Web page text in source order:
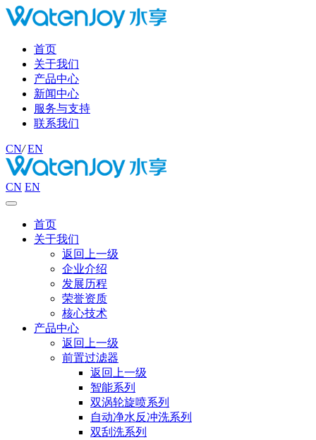
首页
关于我们
产品中心
新闻中心
服务与支持
联系我们
CN/ EN
CN EN
首页
关于我们
返回上一级
企业介绍
发展历程
荣誉资质
核心技术
产品中心
返回上一级
前置过滤器
返回上一级
智能系列
双涡轮旋喷系列
自动净水反冲洗系列
双刮洗系列